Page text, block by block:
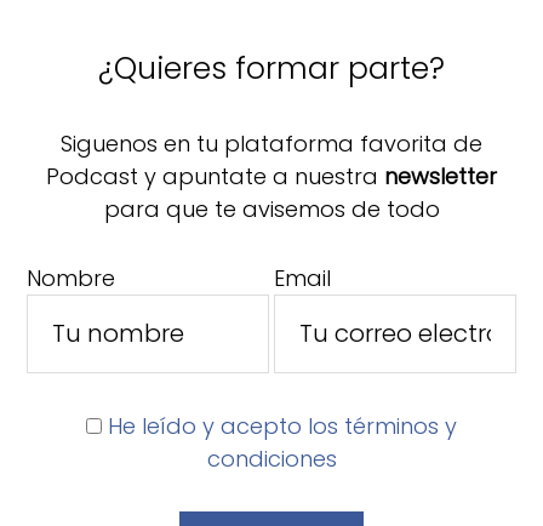
¿Quieres formar parte?
Siguenos en tu plataforma favorita de
Podcast y apuntate a nuestra newsletter
para que te avisemos de todo
Nombre Email
He leído y acepto los términos y
condiciones